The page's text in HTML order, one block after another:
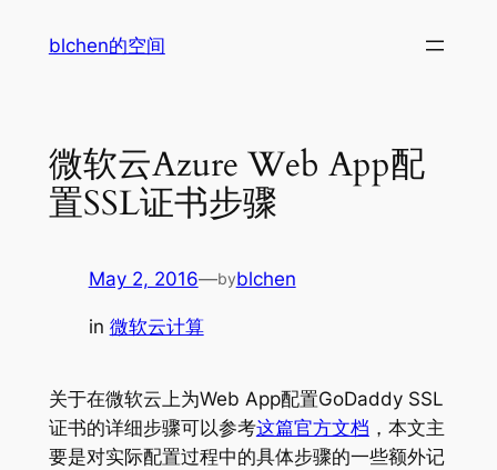
blchen的空间
微软云Azure Web App配
置SSL证书步骤
May 2, 2016—byblchen
in 微软云计算
关于在微软云上为Web App配置GoDaddy SSL
证书的详细步骤可以参考这篇官方文档 ，本文主
要是对实际配置过程中的具体步骤的一些额外记